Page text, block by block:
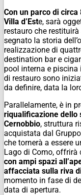
Con un parco di
Villa d’Este, sarà
restauro che
segnato la storia
realizzazione di
destination bar e
pool interna e piscina
di restauro sono
da definire, data la
Parallelamente, è in
riqualificazione dello
Cernobbio, struttura
acquistata dal Gruppo
che tornerà a essere
Lago di Como, offrirà
con ampi spazi
affacciata sulla riva
momento in fase di
data di apertura.